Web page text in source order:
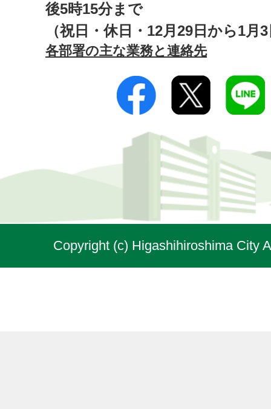
後5時15分まで
（祝日・休日・12月29日から1月
各部署の主な業務と連絡先
Copyright (c) Higashihiroshima City